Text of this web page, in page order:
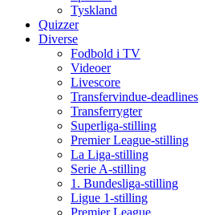
Tyskland
Quizzer
Diverse
Fodbold i TV
Videoer
Livescore
Transfervindue-deadlines
Transferrygter
Superliga-stilling
Premier League-stilling
La Liga-stilling
Serie A-stilling
1. Bundesliga-stilling
Ligue 1-stilling
Premier League